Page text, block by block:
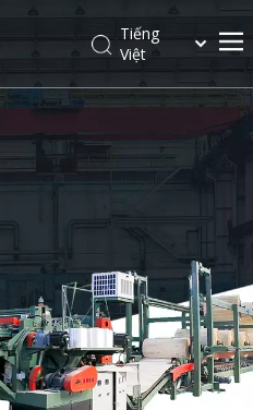
Tiếng
Việt
Español
Pусский
简体中文
English